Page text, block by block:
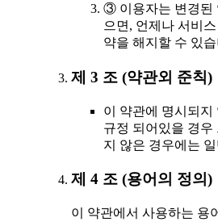
③ 이용자는 변경된
으면, 언제나 서비
약을 해지할 수 있
제 3 조 (약관외 준칙)
이 약관에 명시되지
규정 되어있을 경우
지 않은 경우에는
제 4 조 (용어의 정의)
이 약관에서 사용하는 용